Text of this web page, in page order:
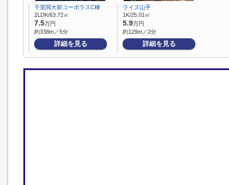
千里関大前コーポラスC棟
2LDK/63.72㎡
7.5万円
約338m／5分
詳細を見る
ライズ山手
1K/25.01㎡
5.9万円
約129m／2分
詳細を見る